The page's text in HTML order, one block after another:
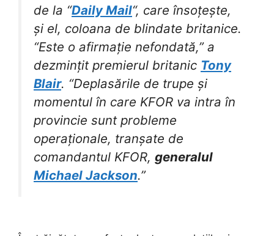
de la “Daily Mail“, care însoțește,
și el, coloana de blindate britanice.
“Este o afirmație nefondată,” a
dezmințit premierul britanic Tony
Blair. “Deplasările de trupe și
momentul în care KFOR va intra în
provincie sunt probleme
operaționale, tranșate de
comandantul KFOR, generalul
Michael Jackson.”